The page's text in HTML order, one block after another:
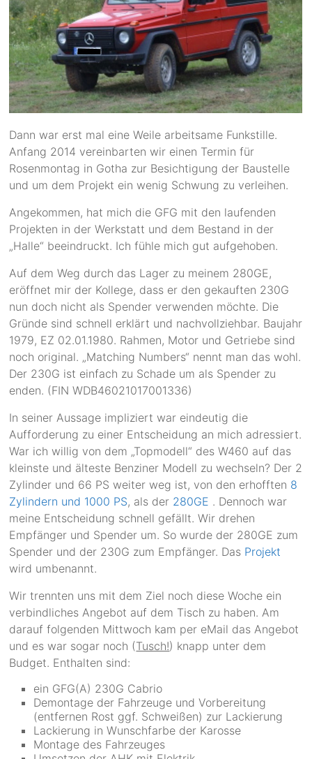
Dann war erst mal eine Weile arbeitsame Funkstille.
Anfang 2014 vereinbarten wir einen Termin für
Rosenmontag in Gotha zur Besichtigung der Baustelle
und um dem Projekt ein wenig Schwung zu verleihen.
Angekommen, hat mich die GFG mit den laufenden
Projekten in der Werkstatt und dem Bestand in der
„Halle“ beeindruckt. Ich fühle mich gut aufgehoben.
Auf dem Weg durch das Lager zu meinem 280GE,
eröffnet mir der Kollege, dass er den gekauften 230G
nun doch nicht als Spender verwenden möchte. Die
Gründe sind schnell erklärt und nachvollziehbar. Baujahr
1979, EZ 02.01.1980. Rahmen, Motor und Getriebe sind
noch original. „Matching Numbers“ nennt man das wohl.
Der 230G ist einfach zu Schade um als Spender zu
enden. (FIN WDB46021017001336)
In seiner Aussage impliziert war eindeutig die
Aufforderung zu einer Entscheidung an mich adressiert.
War ich willig von dem „Topmodell“ des W460 auf das
kleinste und älteste Benziner Modell zu wechseln? Der 2
Zylinder und 66 PS weiter weg ist, von den erhofften 8
Zylindern und 1000 PS, als der 280GE . Dennoch war
meine Entscheidung schnell gefällt. Wir drehen
Empfänger und Spender um. So wurde der 280GE zum
Spender und der 230G zum Empfänger. Das Projekt
wird umbenannt.
Wir trennten uns mit dem Ziel noch diese Woche ein
verbindliches Angebot auf dem Tisch zu haben. Am
darauf folgenden Mittwoch kam per eMail das Angebot
und es war sogar noch (Tusch!) knapp unter dem
Budget. Enthalten sind:
ein GFG(A) 230G Cabrio
Demontage der Fahrzeuge und Vorbereitung
(entfernen Rost ggf. Schweißen) zur Lackierung
Lackierung in Wunschfarbe der Karosse
Montage des Fahrzeuges